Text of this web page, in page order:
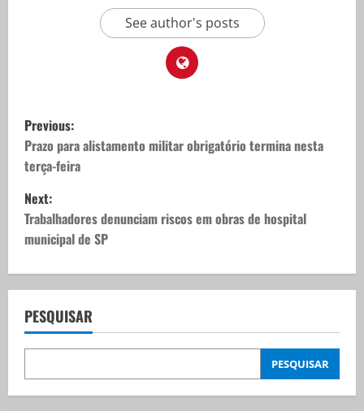
See author's posts
P
o
s
t
n
a
v
i
g
Previous:
Prazo para alistamento militar obrigatório termina nesta
terça-feira
Next:
Trabalhadores denunciam riscos em obras de hospital
municipal de SP
PESQUISAR
PESQUISAR